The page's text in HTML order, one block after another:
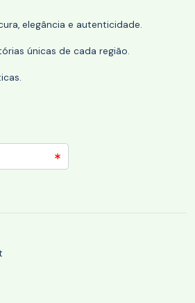
elegância e autenticidade.
únicas de cada região.